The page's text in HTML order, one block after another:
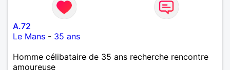
A.72
Le Mans - 35 ans
Homme célibataire de 35 ans recherche rencontre
amoureuse